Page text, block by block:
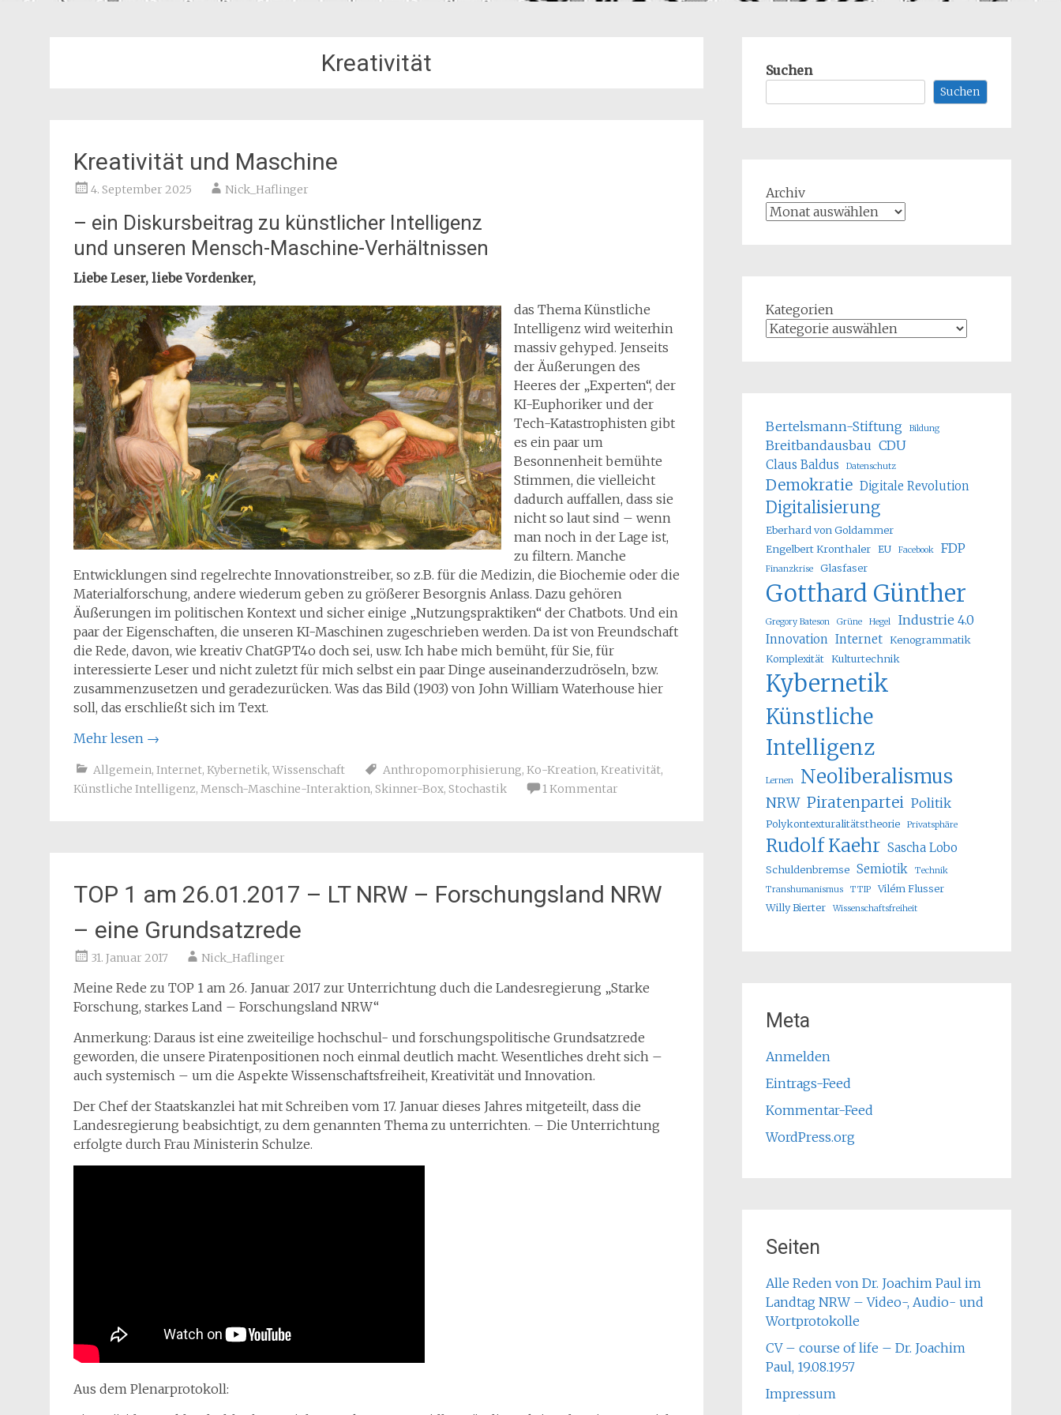
Kreativität
Kreativität und Maschine
4. September 2025 Nick_Haflinger
– ein Diskursbeitrag zu künstlicher Intelligenz
und unseren Mensch-Maschine-Verhältnissen
Liebe Leser, liebe Vordenker,
das Thema Künstliche
Intelligenz wird weiterhin
massiv gehyped. Jenseits
der Äußerungen des
Heeres der „Experten“, der
KI-Euphoriker und der
Tech-Katastrophisten gibt
es ein paar um
Besonnenheit bemühte
Stimmen, die vielleicht
dadurch auffallen, dass sie
nicht so laut sind – wenn
man noch in der Lage ist,
zu filtern. Manche
Entwicklungen sind regelrechte Innovationstreiber, so z.B. für die Medizin, die Biochemie oder die
Materialforschung, andere wiederum geben zu größerer Besorgnis Anlass. Dazu gehören
Äußerungen im politischen Kontext und sicher einige „Nutzungspraktiken“ der Chatbots. Und ein
paar der Eigenschaften, die unseren KI-Maschinen zugeschrieben werden. Da ist von Freundschaft
die Rede, davon, wie kreativ ChatGPT4o doch sei, usw. Ich habe mich bemüht, für Sie, für
interessierte Leser und nicht zuletzt für mich selbst ein paar Dinge auseinanderzudröseln, bzw.
zusammenzusetzen und geradezurücken. Was das Bild (1903) von John William Waterhouse hier
soll, das erschließt sich im Text.
Mehr lesen →
Allgemein, Internet, Kybernetik, Wissenschaft Anthropomorphisierung, Ko-Kreation, Kreativität,
Künstliche Intelligenz, Mensch-Maschine-Interaktion, Skinner-Box, Stochastik 1 Kommentar
TOP 1 am 26.01.2017 – LT NRW – Forschungsland NRW
– eine Grundsatzrede
31. Januar 2017 Nick_Haflinger
Meine Rede zu TOP 1 am 26. Januar 2017 zur Unterrichtung duch die Landesregierung „Starke
Forschung, starkes Land – Forschungsland NRW“
Anmerkung: Daraus ist eine zweiteilige hochschul- und forschungspolitische Grundsatzrede
geworden, die unsere Piratenpositionen noch einmal deutlich macht. Wesentliches dreht sich –
auch systemisch – um die Aspekte Wissenschaftsfreiheit, Kreativität und Innovation.
Der Chef der Staatskanzlei hat mit Schreiben vom 17. Januar dieses Jahres mitgeteilt, dass die
Landesregierung beabsichtigt, zu dem genannten Thema zu unterrichten. – Die Unterrichtung
erfolgte durch Frau Ministerin Schulze.
Aus dem Plenarprotokoll:
Suchen
Suchen
Archiv
Kategorien
Bertelsmann-Stiftung Bildung
Breitbandausbau CDU
Claus Baldus Datenschutz
Demokratie Digitale Revolution
Digitalisierung
Eberhard von Goldammer
Engelbert Kronthaler EU Facebook FDP
Finanzkrise Glasfaser
Gotthard Günther
Gregory Bateson Grüne Hegel Industrie 4.0
Innovation Internet Kenogrammatik
Komplexität Kulturtechnik
Kybernetik
Künstliche
Intelligenz
Lernen Neoliberalismus
NRW Piratenpartei Politik
Polykontexturalitätstheorie Privatsphäre
Rudolf Kaehr Sascha Lobo
Schuldenbremse Semiotik
Technik
Transhumanismus
TTIP
Vilém Flusser
Willy Bierter
Wissenschaftsfreiheit
Meta
Anmelden
Eintrags-Feed
Kommentar-Feed
WordPress.org
Seiten
Alle Reden von Dr. Joachim Paul im
Landtag NRW – Video-, Audio- und
Wortprotokolle
CV – course of life – Dr. Joachim
Paul, 19.08.1957
Impressum